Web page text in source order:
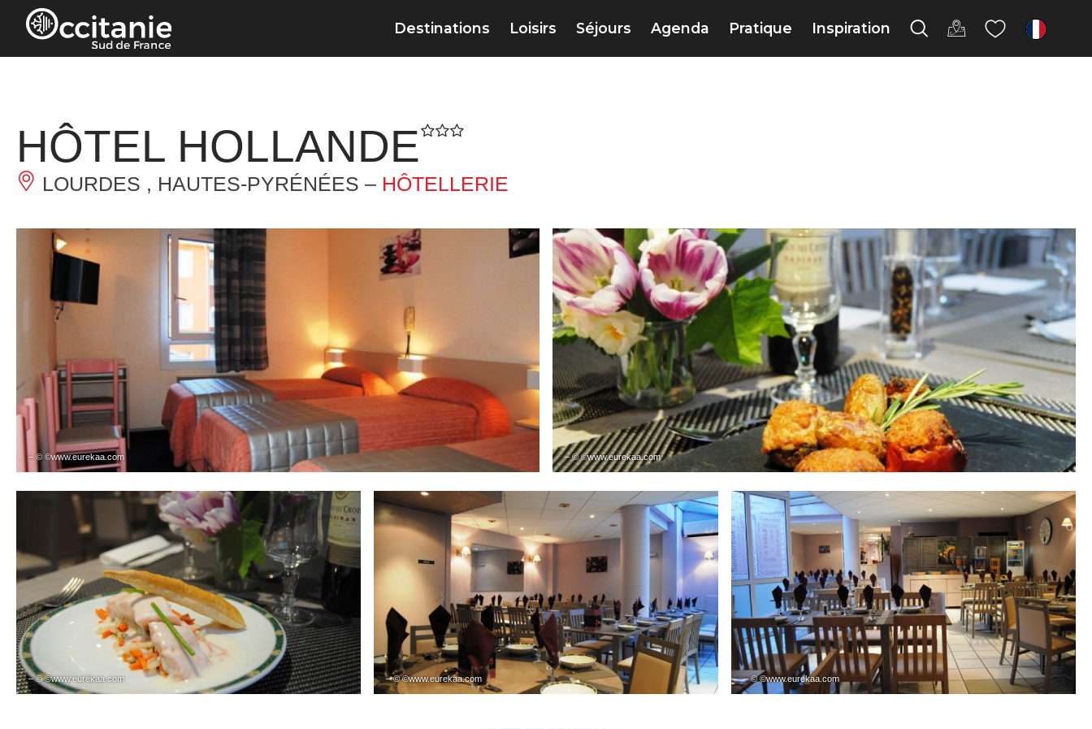
Panneau de gestion des cookies
Destinations Loisirs Séjours Agenda Pratique Inspiration fr
HÔTEL HOLLANDE
LOURDES , HAUTES-PYRÉNÉES – HÔTELLERIE
– © ©www.eurekaa.com – © ©www.eurekaa.com
– © ©www.eurekaa.com – © ©www.eurekaa.com – © ©www.eurekaa.com